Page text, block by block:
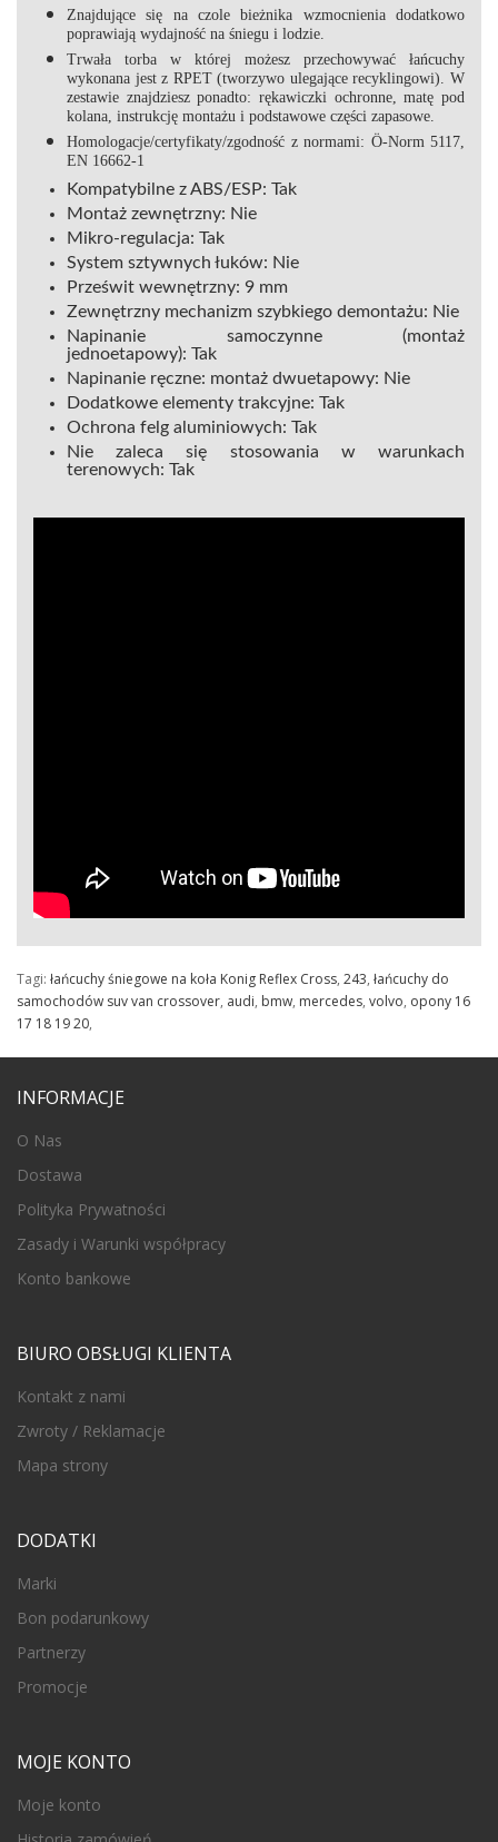
Znajdujące się na czole bieżnika wzmocnienia dodatkowo
poprawiają wydajność na śniegu i lodzie.
Trwała torba w której możesz przechowywać łańcuchy
wykonana jest z RPET (tworzywo ulegające recyklingowi). W
zestawie znajdziesz ponadto: rękawiczki ochronne, matę pod
kolana, instrukcję montażu i podstawowe części zapasowe.
Homologacje/certyfikaty/zgodność z normami: Ö-Norm 5117,
EN 16662-1
Kompatybilne z ABS/ESP: Tak
Montaż zewnętrzny: Nie
Mikro-regulacja: Tak
System sztywnych łuków: Nie
Prześwit wewnętrzny: 9 mm
Zewnętrzny mechanizm szybkiego demontażu: Nie
Napinanie samoczynne (montaż
jednoetapowy): Tak
Napinanie ręczne: montaż dwuetapowy: Nie
Dodatkowe elementy trakcyjne: Tak
Ochrona felg aluminiowych: Tak
Nie zaleca się stosowania w warunkach
terenowych: Tak
Tagi: łańcuchy śniegowe na koła Konig Reflex Cross, 243, łańcuchy do
samochodów suv van crossover, audi, bmw, mercedes, volvo, opony 16
17 18 19 20,
INFORMACJE
O Nas
Dostawa
Polityka Prywatności
Zasady i Warunki współpracy
Konto bankowe
BIURO OBSŁUGI KLIENTA
Kontakt z nami
Zwroty / Reklamacje
Mapa strony
DODATKI
Marki
Bon podarunkowy
Partnerzy
Promocje
MOJE KONTO
Moje konto